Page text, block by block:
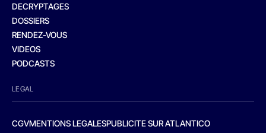
DECRYPTAGES
DOSSIERS
RENDEZ-VOUS
VIDEOS
PODCASTS
LEGAL
CGVMENTIONS LEGALESPUBLICITE SUR ATLANTICO